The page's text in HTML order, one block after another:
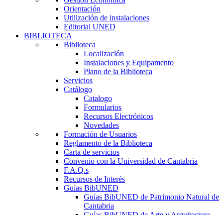
Orientación
Utilización de instalaciones
Editorial UNED
BIBLIOTECA
Biblioteca
Localización
Instalaciones y Equipamento
Plano de la Biblioteca
Servicios
Catálogo
Catalogo
Formularios
Recursos Electrónicos
Novedades
Formación de Usuarios
Reglamento de la Biblioteca
Carta de servicios
Convenio con la Universidad de Cantabria
F.A.Q.s
Recursos de Interés
Guías BibUNED
Guías BibUNED de Patrimonio Natural de
Cantabria